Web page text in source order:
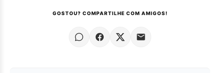
GOSTOU? COMPARTILHE COM AMIGOS!